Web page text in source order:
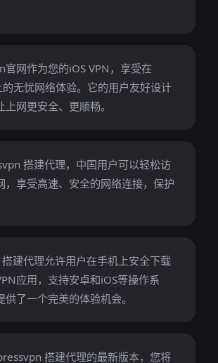
官网作为您的iOS VPN，享受在
无忧网络体验。它的用户友好设计
网更安全、更顺畅。
搭建代理，中国用户可以轻松访
，享受高速、安全的网络连接，保护
建代理允许用户在手机上安全下载
应用，支持安卓和iOS等操作系
了一个完美的体验机会。
搭建代理的最新版本，您将